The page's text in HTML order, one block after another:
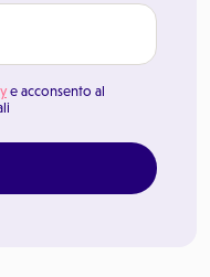
e acconsento al